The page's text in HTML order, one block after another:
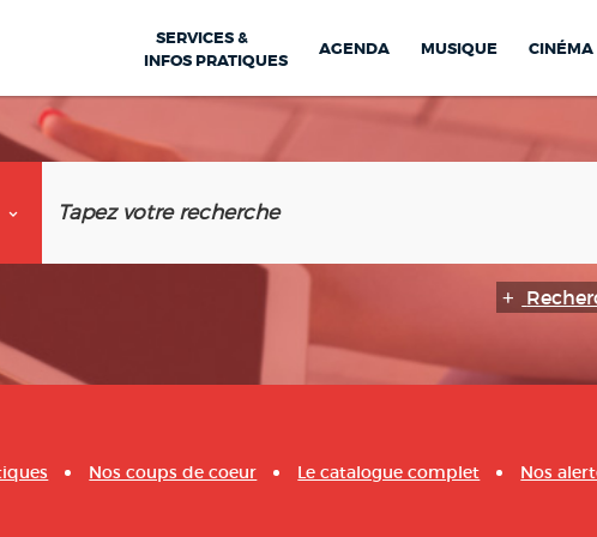
SERVICES &
INFOS PRATIQUES
AGENDA MUSIQUE CINÉMA
Nos coups de coeur Le catalogue complet Nos